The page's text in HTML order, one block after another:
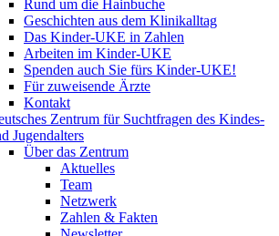
Rund um die Hainbuche
Geschichten aus dem Klinikalltag
Das Kinder-UKE in Zahlen
Arbeiten im Kinder-UKE
Spenden auch Sie fürs Kinder-UKE!
Für zuweisende Ärzte
Kontakt
Zentrum für Suchtfragen des Kindes-
Jugendalters
Über das Zentrum
Aktuelles
Team
Netzwerk
Zahlen & Fakten